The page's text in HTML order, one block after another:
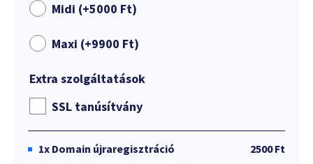
Midi (+5000 Ft)
Maxi (+9900 Ft)
Extra szolgáltatások
SSL tanúsítvány
1x Domain újraregisztráció
2500 Ft